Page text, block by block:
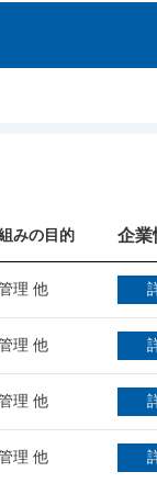
みの目的 企業
理 他
理 他
理 他
理 他